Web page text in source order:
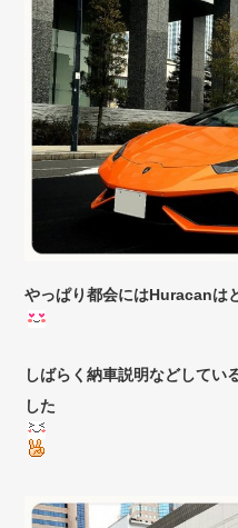
やっぱり都会にはHuracanは
しばらく納車説明などしてい
した